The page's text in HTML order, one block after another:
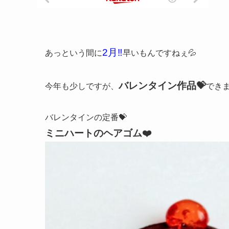
あっという間に2月‼️早いもんですねぇ💦
今年も少しですが、バレンタイン作品💝でき
バレンタインの定番💝
ミニハートのヘアゴム❤️